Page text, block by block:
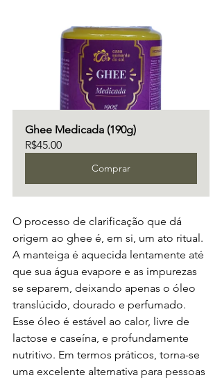
Ghee Medicada (190g)
R$45.00
Comprar
O processo de clarificação que dá
origem ao ghee é, em si, um ato ritual.
A manteiga é aquecida lentamente até
que sua água evapore e as impurezas
se separem, deixando apenas o óleo
translúcido, dourado e perfumado.
Esse óleo é estável ao calor, livre de
lactose e caseína, e profundamente
nutritivo. Em termos práticos, torna-se
uma excelente alternativa para pessoas